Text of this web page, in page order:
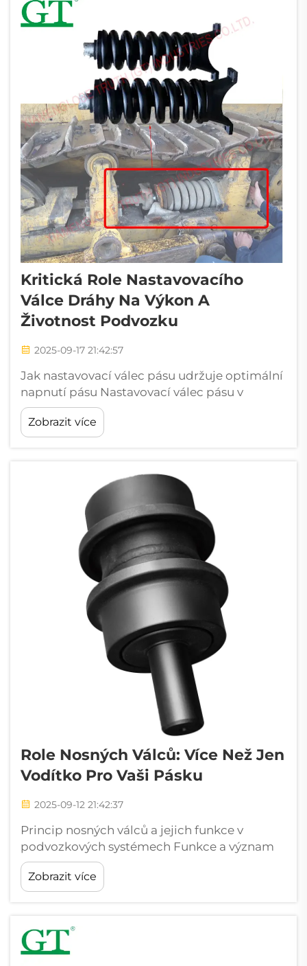
Kritická Role Nastavovacího
Válce Dráhy Na Výkon A
Životnost Podvozku
2025-09-17 21:42:57
Jak nastavovací válec pásu udržuje optimální
napnutí pásu Nastavovací válec pásu v
systémech podvozku působí jako hlavní
regulátor napnutí pásu, čímž zajišťuje
bezpečný a efektivní provoz těžkých strojů v
Zobrazit více
Role Nosných Válců: Více Než Jen
Vodítko Pro Vaši Pásku
2025-09-12 21:42:37
Princip nosných válců a jejich funkce v
podvozkových systémech Funkce a význam
nosných válců v podvozku bagru Nosné válce
jsou umístěny v horní části rámu pásu u těžké
techniky. Tyto komponenty v zásadě...
Zobrazit více